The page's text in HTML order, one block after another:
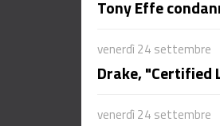
Tony Effe
venerdì 24 settembre
Drake, "Certified
venerdì 24 settembre